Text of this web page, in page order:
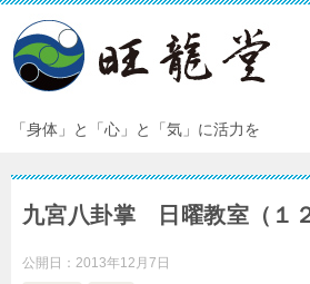
「身体」と「心」と「気」に活力を
九宮八卦掌 日曜教室（１２
公開日： 2013年12月7日